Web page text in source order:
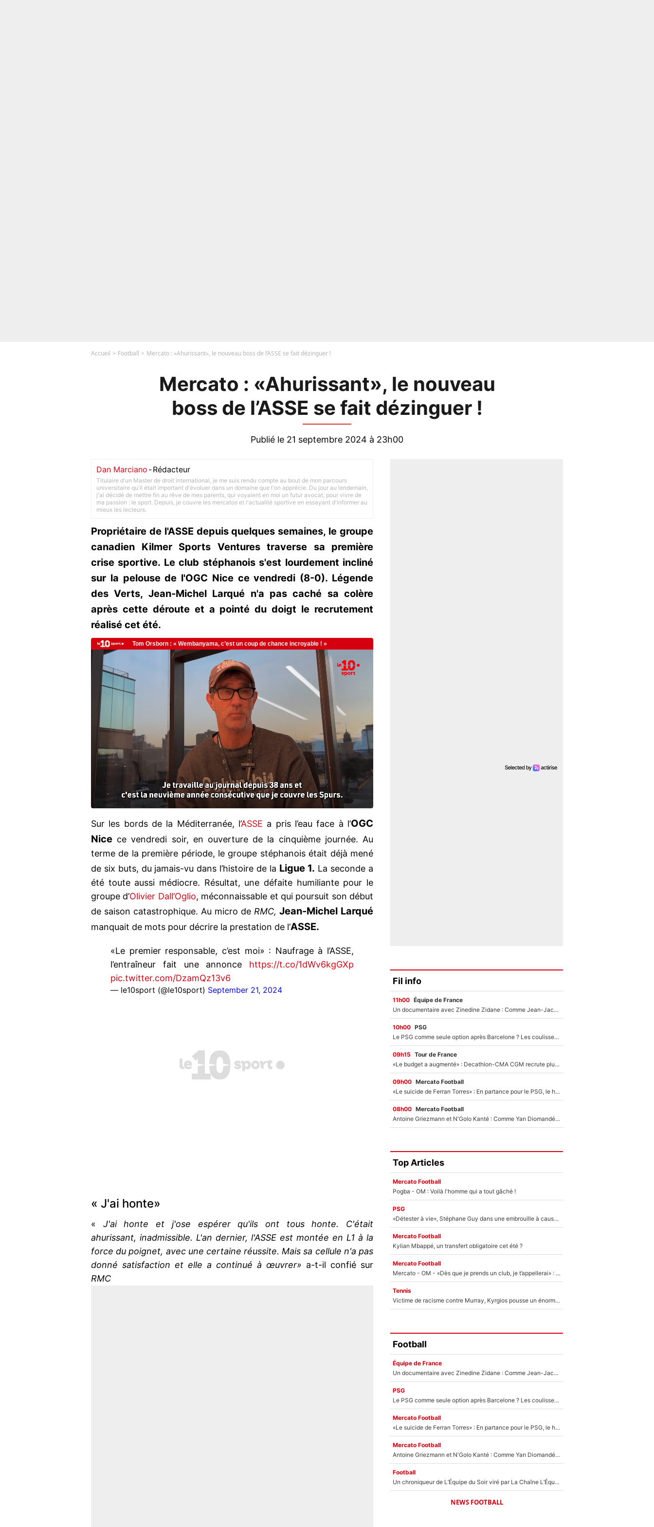
Accueil Football Mercato : «Ahurissant», le nouveau boss de l’ASSE se fait dézinguer !
Mercato : «Ahurissant», le nouveau
boss de l’ASSE se fait dézinguer !
Publié le 21 septembre 2024 à 23h00
Dan Marciano -Rédacteur
Titulaire d'un Master de droit international, je me suis rendu compte au bout de mon parcours
universitaire qu'il était important d'évoluer dans un domaine que l'on apprécie. Du jour au lendemain,
j'ai décidé de mettre fin au rêve de mes parents, qui voyaient en moi un futur avocat, pour vivre de
ma passion : le sport. Depuis, je couvre les mercatos et l'actualité sportive en essayant d'informer au
mieux les lecteurs.
Propriétaire de l'ASSE depuis quelques semaines, le groupe
canadien Kilmer Sports Ventures traverse sa première
crise sportive. Le club stéphanois s'est lourdement incliné
sur la pelouse de l'OGC Nice ce vendredi (8-0). Légende
des Verts, Jean-Michel Larqué n'a pas caché sa colère
après cette déroute et a pointé du doigt le recrutement
réalisé cet été.
Sur les bords de la Méditerranée, l’ASSE a pris l’eau face à l’OGC
Nice ce vendredi soir, en ouverture de la cinquième journée. Au
terme de la première période, le groupe stéphanois était déjà mené
de six buts, du jamais-vu dans l’histoire de la Ligue 1. La seconde a
été toute aussi médiocre. Résultat, une défaite humiliante pour le
groupe d’Olivier Dall’Oglio, méconnaissable et qui poursuit son début
de saison catastrophique. Au micro de RMC, Jean-Michel Larqué
manquait de mots pour décrire la prestation de l’ASSE.
«Le premier responsable, c’est moi» : Naufrage à l’ASSE,
l’entraîneur fait une annonce https://t.co/1dWv6kgGXp
pic.twitter.com/DzamQz13v6
— le10sport (@le10sport) September 21, 2024
« J'ai honte»
« J'ai honte et j'ose espérer qu'ils ont tous honte. C'était
ahurissant, inadmissible. L'an dernier, l'ASSE est montée en L1 à la
force du poignet, avec une certaine réussite. Mais sa cellule n'a pas
donné satisfaction et elle a continué à œuvrer» a-t-il confié sur
RMC
Fil info
11h00 Équipe de France
Un documentaire avec Zinedine Zidane : Comme Jean-Jacques Goldman et Mylène Farmer, le nouveau sélectionneur de l'équipe de France a recalé une journaliste très connue
10h00 PSG
Le PSG comme seule option après Barcelone ? Les coulisses de la signature historique de Lionel Messi sont révélées au grand jour !
09h15 Tour de France
«Le budget a augmenté» : Decathlon-CMA CGM recrute plusieurs coureurs pour offrir à Paul Seixas une équipe pour gagner le Tour de France 2027
09h00 Mercato Football
«Le suicide de Ferran Torres» : En partance pour le PSG, le héros de la finale de la Coupe du monde s'attire les foudres de la presse espagnole !
08h00 Mercato Football
Antoine Griezmann et N'Golo Kanté : Comme Yan Diomandé, les deux champions du monde ont refusé de signer au PSG !
Top Articles
Mercato Football
Pogba - OM : Voilà l'homme qui a tout gâché !
PSG
«Détester à vie», Stéphane Guy dans une embrouille à cause du PSG !
Mercato Football
Kylian Mbappé, un transfert obligatoire cet été ?
Mercato Football
Mercato - OM - «Dès que je prends un club, je t’appellerai» : La promesse de Marcelino au moment de claquer la porte
Tennis
Victime de racisme contre Murray, Kyrgios pousse un énorme coup de gueule !
Football
Équipe de France
Un documentaire avec Zinedine Zidane : Comme Jean-Jacques Goldman et Mylène Farmer, le nouveau sélectionneur de l'équipe de France a recalé une journaliste très connue
PSG
Le PSG comme seule option après Barcelone ? Les coulisses de la signature historique de Lionel Messi sont révélées au grand jour !
Mercato Football
«Le suicide de Ferran Torres» : En partance pour le PSG, le héros de la finale de la Coupe du monde s'attire les foudres de la presse espagnole !
Mercato Football
Antoine Griezmann et N'Golo Kanté : Comme Yan Diomandé, les deux champions du monde ont refusé de signer au PSG !
Football
Un chroniqueur de L’Équipe du Soir viré par La Chaîne L’Équipe : Même Olivier Ménard n’avait pas pu empêcher son départ, «je l’ai appris sur Twitter, je l’ai vécu assez mal»
NEWS FOOTBALL